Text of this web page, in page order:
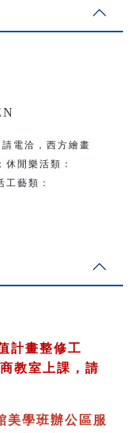
請電洽 ， 西方繪畫
； 休閒樂活類：
工藝類：
計畫整修工
教室
上課，請
美學班辦公區服